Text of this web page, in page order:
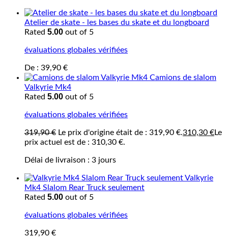
Atelier de skate - les bases du skate et du longboard
Rated 5.00 out of 5
évaluations globales vérifiées
De : 39,90 €
Camions de slalom
Valkyrie Mk4
Rated 5.00 out of 5
évaluations globales vérifiées
319,90€ Le prix d'origine était de : 319,90 €.310,30 €Le
prix actuel est de : 310,30 €.
Délai de livraison : 3 jours
Valkyrie
Mk4 Slalom Rear Truck seulement
Rated 5.00 out of 5
évaluations globales vérifiées
319,90 €